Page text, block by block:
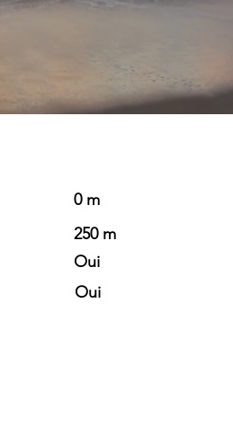
250 m
0 m
Oui
Oui